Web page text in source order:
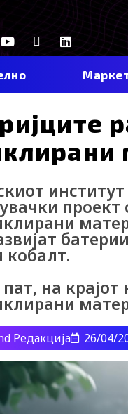
Y
o
u
t
I
c
o
k
-
t
i
k
o
k
-
i
c
o
n
L
i
n
n
проект
кобалт.
пат, на
Редакција 26/04/